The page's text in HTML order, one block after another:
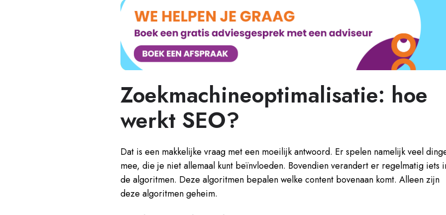
Zoekmachineoptimalisatie: hoe
werkt SEO?
Dat is een makkelijke vraag met een moeilijk antwoord. Er spelen namelijk veel
mee, die je niet allemaal kunt beïnvloeden. Bovendien verandert er regelmatig iets
de algoritmen. Deze algoritmen bepalen welke content bovenaan komt. Alleen zijn
deze algoritmen geheim.